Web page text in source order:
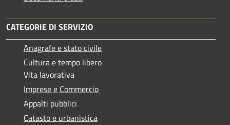
CATEGORIE DI SERVIZIO
Anagrafe e stato civile
Cultura e tempo libero
Vita lavorativa
Imprese e Commercio
Appalti pubblici
Catasto e urbanistica